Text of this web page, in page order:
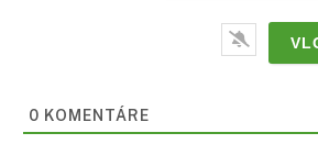
0 KOMENTÁRE